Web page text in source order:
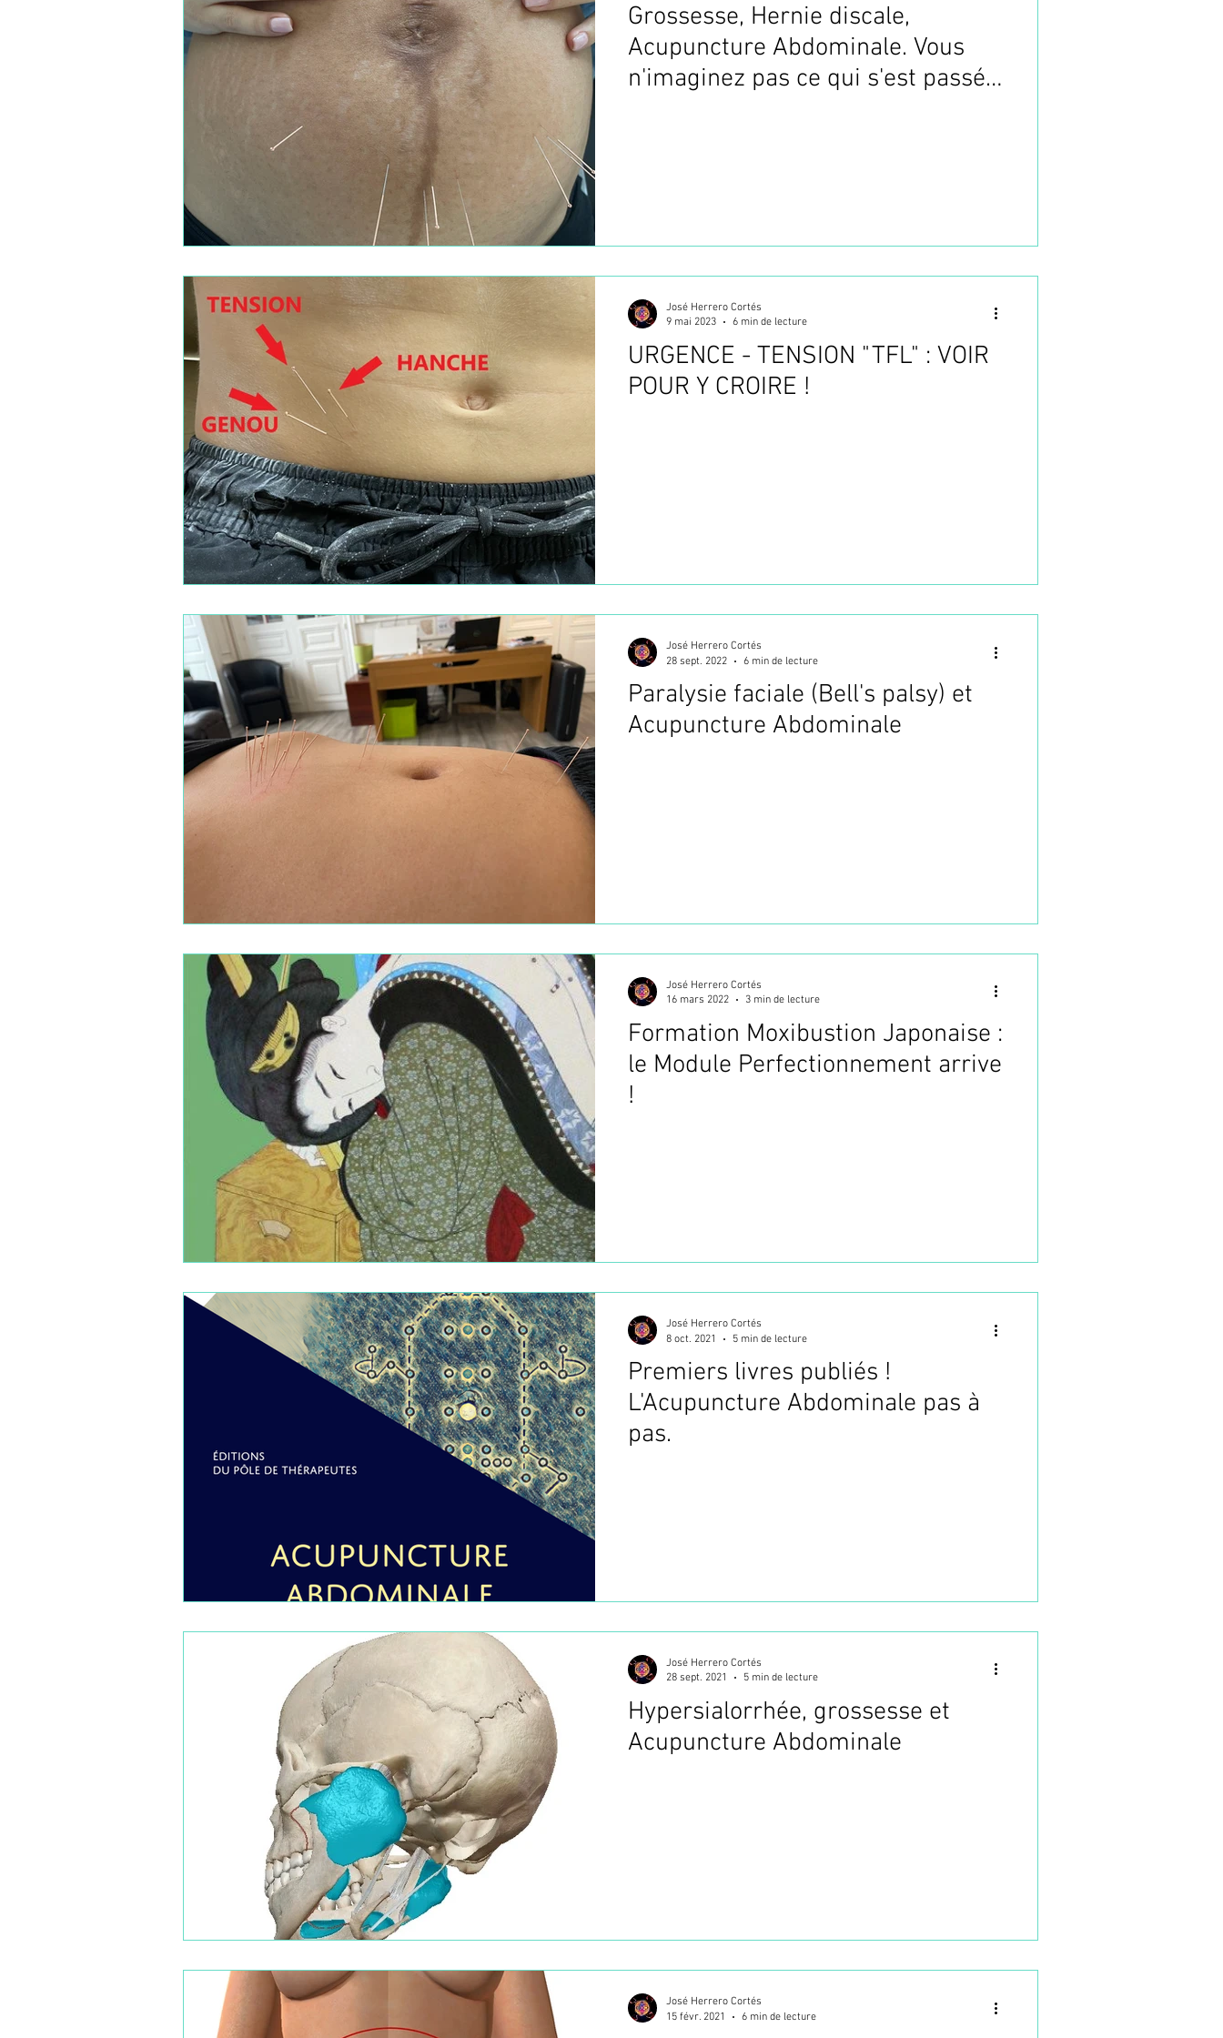
Grossesse, Hernie discale,
Acupuncture Abdominale. Vous
n'imaginez pas ce qui s'est passé à
URGENCE - TENSION "TFL" : VOIR
POUR Y CROIRE !
José Herrero Cortés
9 mai 2023
6 min de lecture
Paralysie faciale (Bell's palsy) et
Acupuncture Abdominale
José Herrero Cortés
28 sept. 2022
6 min de lecture
Formation Moxibustion Japonaise :
le Module Perfectionnement arrive
!
José Herrero Cortés
16 mars 2022
3 min de lecture
Premiers livres publiés !
L'Acupuncture Abdominale pas à
pas.
José Herrero Cortés
8 oct. 2021
5 min de lecture
Hypersialorrhée, grossesse et
Acupuncture Abdominale
José Herrero Cortés
28 sept. 2021
5 min de lecture
José Herrero Cortés
15 févr. 2021
6 min de lecture